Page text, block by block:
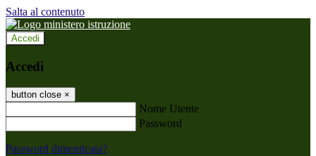
Salta al contenuto
Accedi
Accedi
button close ×
Nome Utente
Password
Password dimenticata?